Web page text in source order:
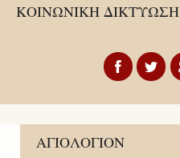
ΚΟΙΝΩΝΙΚΗ ΔΙΚΤΥΩΣΗ
ΑΓΙΟΛΟΓΙΟΝ